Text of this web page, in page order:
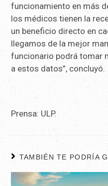
funcionamiento en más
los médicos tienen la
un beneficio directo en
llegamos de la mejor
funcionario podrá tomar
a estos datos”, concluyó.
Prensa: ULP.
TAMBIÉN TE PODRÍA